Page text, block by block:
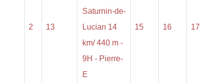
2 13
Saturnin-de-
Lucian 14
km/ 440 m -
9H - Pierre-
E
15 16 17